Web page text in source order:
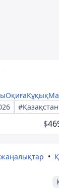
ОқиғаҚұқық
$